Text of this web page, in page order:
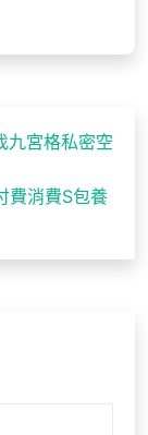
九宮格私密空
費消費S包養